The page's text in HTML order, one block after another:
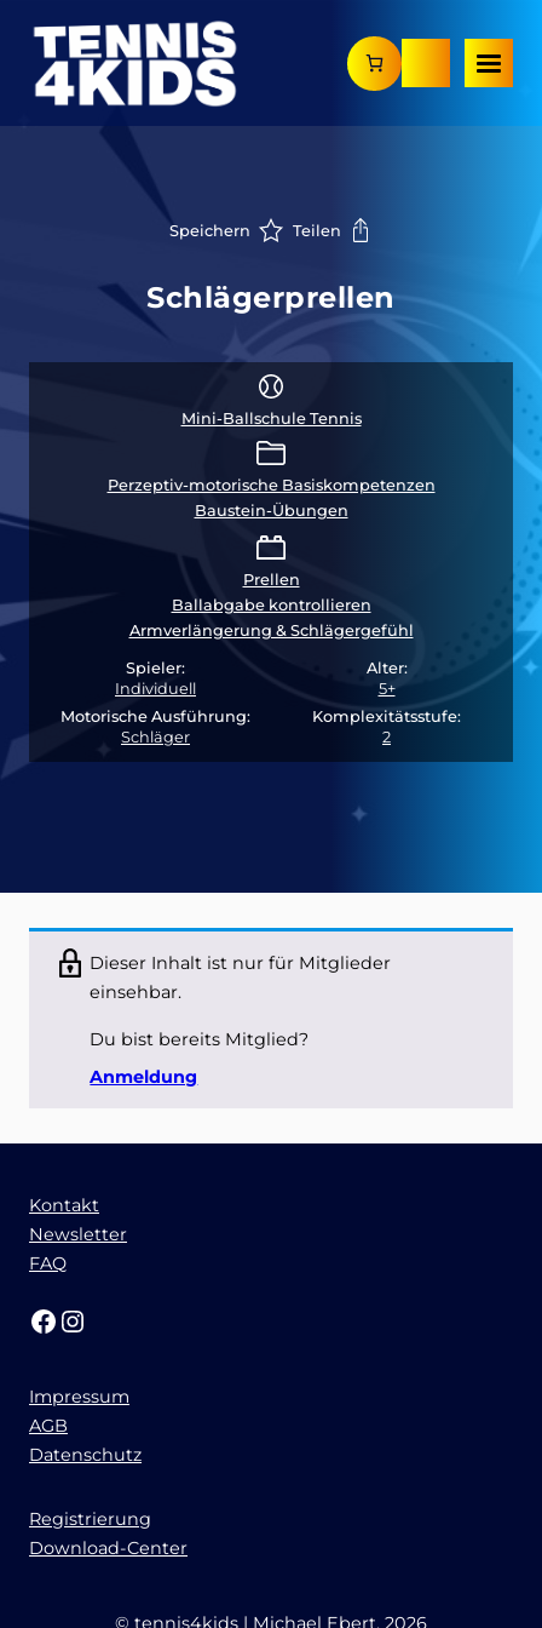
Inhalt
springen
Speichern Teilen
Schlägerprellen
Mini-Ballschule Tennis
Perzeptiv-motorische Basiskompetenzen
Baustein-Übungen
Prellen
Ballabgabe kontrollieren
Armverlängerung & Schlägergefühl
Spieler:
Individuell
Alter:
5+
Motorische Ausführung:
Schläger
Komplexitätsstufe:
2
Dieser Inhalt ist nur für Mitglieder
einsehbar.
Du bist bereits Mitglied?
Anmeldung
Kontakt
Newsletter
FAQ
Facebook Instagram
Impressum
AGB
Datenschutz
Registrierung
Download-Center
© tennis4kids | Michael Ebert, 2026